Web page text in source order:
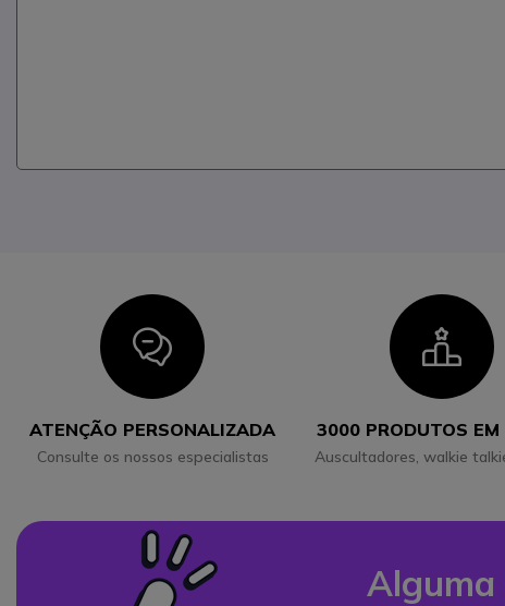
Icon
ATENÇÃO PERSONALIZADA
Consulte os nossos especialistas
3000 PRODUTOS EM
Auscultadores, walkie
Alguma